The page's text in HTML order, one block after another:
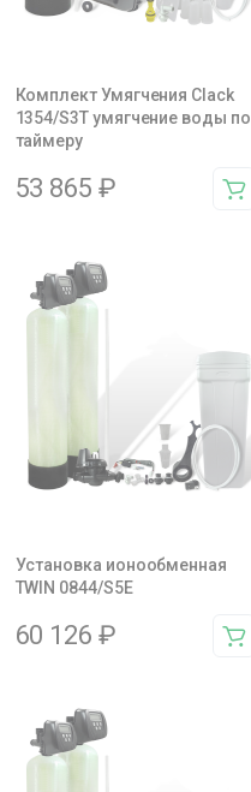
Комплект Умягчения Clack
1354/S3T умягчение воды по
таймеру
53 865₽
Установка ионообменная
TWIN 0844/S5E
60 126₽